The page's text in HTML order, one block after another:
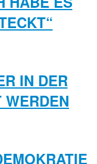
IN DER